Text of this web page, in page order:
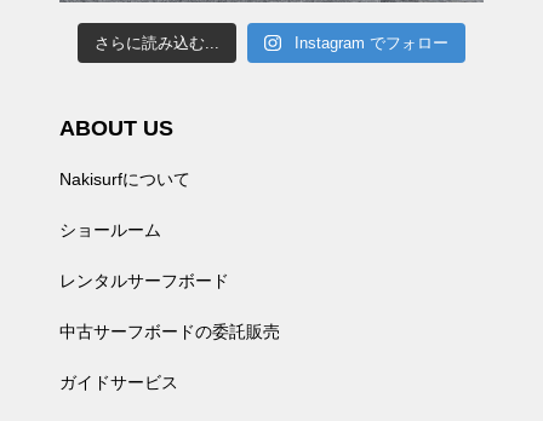
さらに読み込む... Instagram でフォロー
ABOUT US
Nakisurfについて
ショールーム
レンタルサーフボード
中古サーフボードの委託販売
ガイドサービス